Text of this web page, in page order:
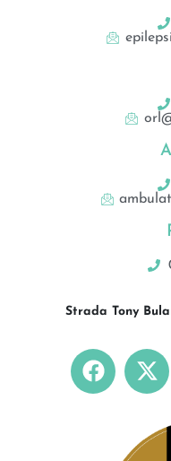
Strada Tony